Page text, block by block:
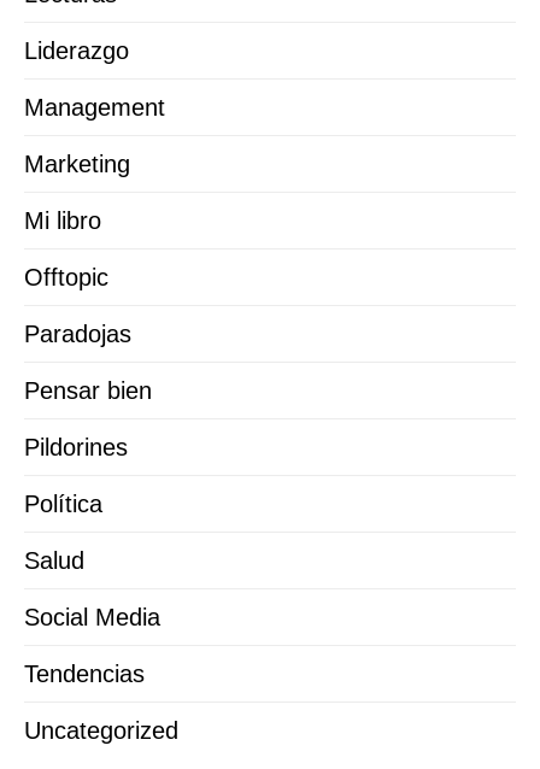
Liderazgo
Management
Marketing
Mi libro
Offtopic
Paradojas
Pensar bien
Pildorines
Política
Salud
Social Media
Tendencias
Uncategorized